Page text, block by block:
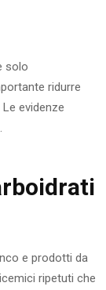
solo
ridurre
evidenze
e prodotti da
ripetuti che